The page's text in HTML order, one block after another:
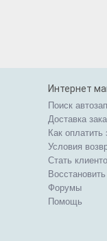
Интернет
Поиск
Доставка
Как оплатить
Условия
Стать
Форумы
Помощь